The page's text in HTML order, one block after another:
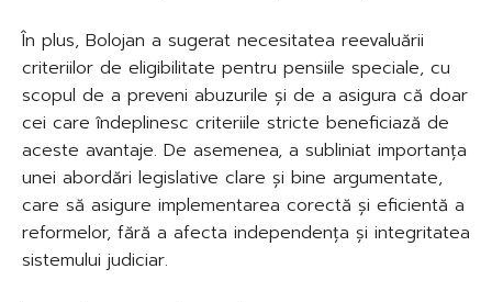
În plus, Bolojan a sugerat necesitatea reevaluării
criteriilor de eligibilitate pentru pensiile speciale, cu
scopul de a preveni abuzurile și de a asigura că doar
cei care îndeplinesc criteriile stricte beneficiază de
aceste avantaje. De asemenea, a subliniat importanța
unei abordări legislative clare și bine argumentate,
care să asigure implementarea corectă și eficientă a
reformelor, fără a afecta independența și integritatea
sistemului judiciar.